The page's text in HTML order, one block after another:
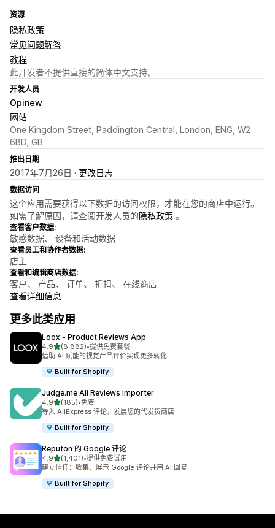
资源
隐私政策
常见问题解答
教程
此开发者不提供直接的简体中文支持。
开发人员
Opinew
网站
One Kingdom Street, Paddington Central, London, ENG, W2
6BD, GB
推出日期
2017年7月26日 · 更改日志
数据访问
这个应用需要获得以下数据的访问权限，才能在您的商店中运行。
如需了解原因，请查阅开发人员的隐私政策 。
查看客户数据:
敏感数据、 设备和活动数据
查看员工和协作者数据:
店主
查看和编辑商店数据:
客户、 产品、 订单、 折扣、 在线商店
查看详细信息
更多此类应用
Loox ‑ Product Reviews App
4.9星（满分 5 星）
(8,882)
总共 8882 条评论
•提供免费套餐
借助 AI 赋能的视觉产品评价实现更多转化
Built for Shopify
Judge.me Ali Reviews Importer
4.9星（满分 5 星）
(185)
总共 185 条评论
•免费
导入 AliExpress 评论，发展您的代发货商店
Built for Shopify
Reputon 的 Google 评论
4.9星（满分 5 星）
(1,401)
总共 1401 条评论
•提供免费试用
建立信任：收集、展示 Google 评论并用 AI 回复
Built for Shopify